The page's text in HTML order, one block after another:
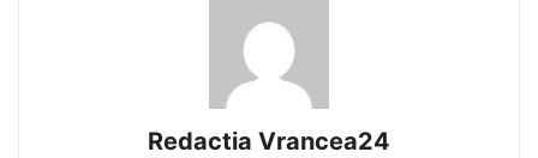
Redactia Vrancea24